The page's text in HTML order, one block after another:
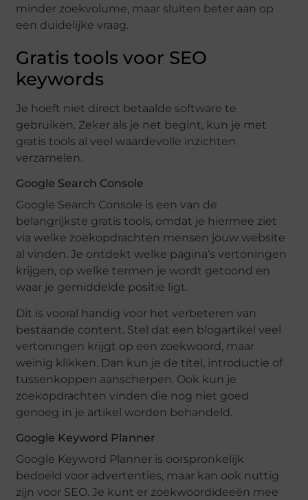
minder zoekvolume, maar sluiten beter aan op
een duidelijke vraag.
Gratis tools voor SEO
keywords
Je hoeft niet direct betaalde software te
gebruiken. Zeker als je net begint, kun je met
gratis tools al veel waardevolle inzichten
verzamelen.
Google Search Console
Google Search Console is een van de
belangrijkste gratis tools, omdat je hiermee ziet
via welke zoekopdrachten mensen jouw website
al vinden. Je ontdekt welke pagina’s vertoningen
krijgen, op welke termen je wordt getoond en
waar je gemiddelde positie ligt.
Dit is vooral handig voor het verbeteren van
bestaande content. Stel dat een blogartikel veel
vertoningen krijgt op een zoekwoord, maar
weinig klikken. Dan kun je de titel, introductie of
tussenkoppen aanscherpen. Ook kun je
zoekopdrachten vinden die nog niet goed
genoeg in je artikel worden behandeld.
Google Keyword Planner
Google Keyword Planner is oorspronkelijk
bedoeld voor advertenties, maar kan ook nuttig
zijn voor SEO. Je kunt er zoekwoordideeën mee